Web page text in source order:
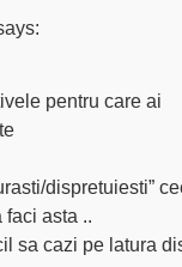
pentru care ai
dispretuiesti”
asta ..
sa cazi pe latura